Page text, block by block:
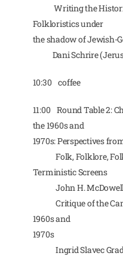
Writing the
Folkloristics under
the shadow of Jewish-
Dani Schrire
10:30 coffee
11:00 Round Table 2:
the 1960s and
1970s: Perspectives
Folk, Folklore,
Terministic Screens
John H. McDowell
Critique of the
1960s and
1970s
Ingrid Slavec